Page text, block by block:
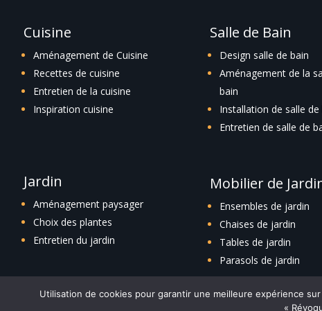
Cuisine
Aménagement de Cuisine
Recettes de cuisine
Entretien de la cuisine
Inspiration cuisine
Jardin
Aménagement paysager
Choix des plantes
Entretien du jardin
Salle de Bain
Design salle de bain
Aménagement de la
bain
Installation de salle de
Entretien de salle de
Mobilier de
Ensembles de jardin
Chaises de jardin
Tables de jardin
Parasols de jardin
Utilisation de cookies pour garantir une meilleure expérience
«